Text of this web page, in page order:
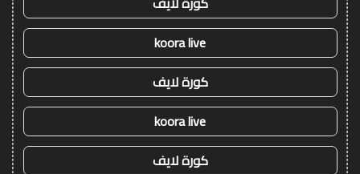
koora live
كورة لايف
koora live
كورة لايف